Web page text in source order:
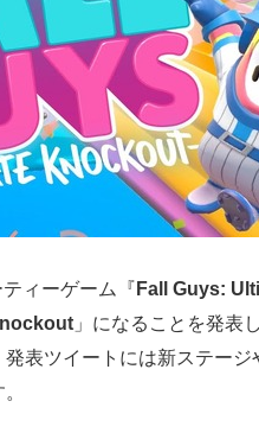
ィーゲーム『Fall Guys:
」になることを発表
表ツイートには新ステージ